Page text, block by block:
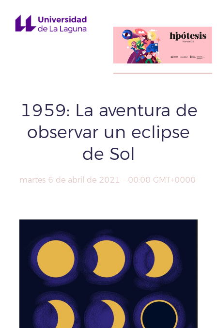
1959: La aventura de
observar un eclipse
de Sol
martes 6 de abril de 2021 – 00:00 GMT+0000
Link